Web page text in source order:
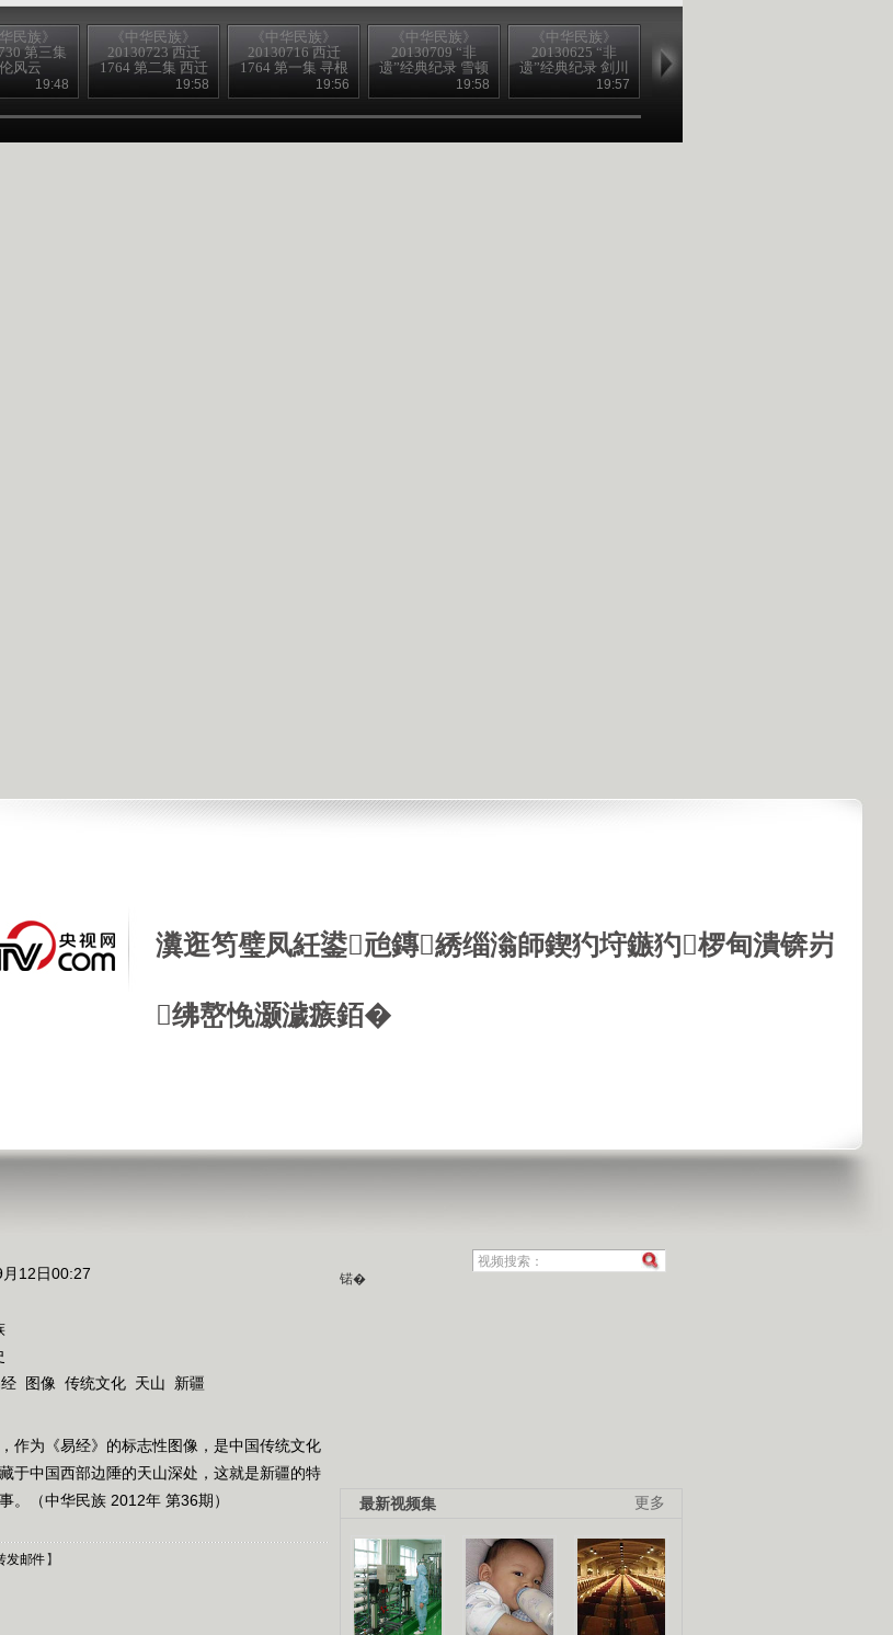
瀵逛笉璧凤紝鍙兘鏄綉缁滃師鍥犳垨鏃犳椤甸潰锛岃
绋嶅悗灏濊瘯銆�
民族》
第三集
风云
19:48
《中华民族》
20130723 西迁
1764 第二集 西迁
19:58
《中华民族》
20130716 西迁
1764 第一集 寻根
19:56
《中华民族》
20130709 “非
遗”经典纪录 雪顿
19:58
《中华民族》
20130625 “非
遗”经典纪录 剑川
木雕 下集19:57
遗”经典纪录 裕固
12日00:27
图像 传统文化 天山 新疆
作为《易经》的标志性图像，是中国传统文化
于中国西部边陲的天山深处，这就是新疆的特
。（中华民族 2012年 第36期）
发邮件】
锘�
更多
最新视频集